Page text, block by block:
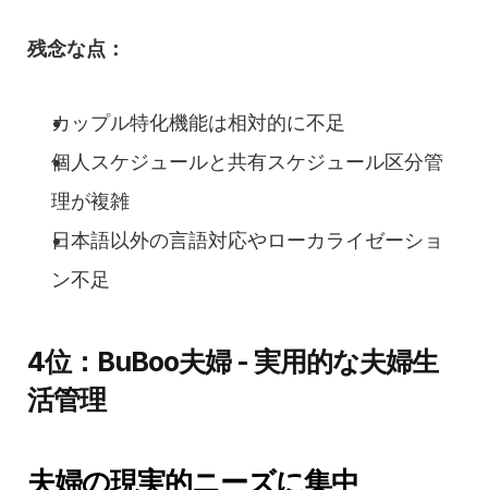
残念な点：
カップル特化機能は相対的に不足
個人スケジュールと共有スケジュール区分管
理が複雑
日本語以外の言語対応やローカライゼーショ
ン不足
4位：BuBoo夫婦 - 実用的な夫婦生
活管理
夫婦の現実的ニーズに集中